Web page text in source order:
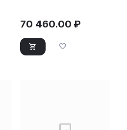
70 460.00 ₽